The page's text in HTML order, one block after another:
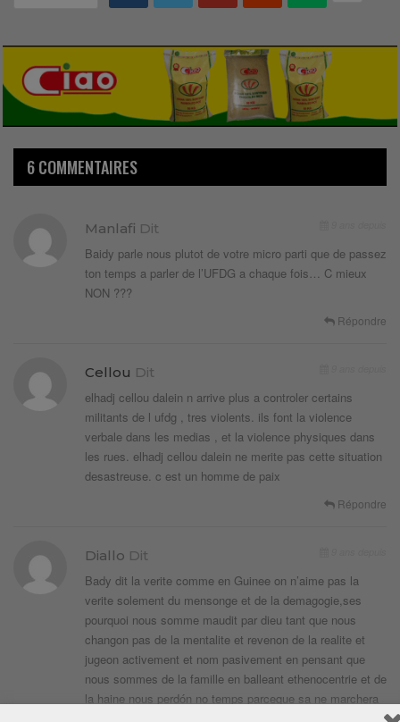
6 COMMENTAIRES
Manlafi Dit
Baidy parle nous plutot de votre micro parti que de passez
ton temps a parler de l’UFDG a chaque fois… C mieux
NON ???
Répondre
Cellou Dit
elhadj cellou dalein n arrive plus a controler certains
militants de l ufdg , tres violents. ils font la violence
verbale dans les medias , et la violence physiques dans
les rues. elhadj cellou dalein ne merite pas cette situation
desastreuse. c est un homme de paix
Répondre
Diallo Dit
Bady dit la verite comme en Guinee on n’aime pas la
verite solement du mensonge et de la demagogie,ses
pourquoi nous somme maudit par dieu tant que nous
changon pas de la mentalite et revenon de la realite et
jugeon activement et nom pasivement en pensant que
nous sommes de la famille en balleant ethenocentrie et de
la haine nous perdón no temps parceque sa ne marchera